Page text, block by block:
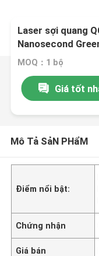
Laser sợi quang
Nanosecond
MOQ：1 bộ
Giá tốt
Mô Tả SảN PHẩM
Điểm nổi bật:
Chứng nhận
Giá bán